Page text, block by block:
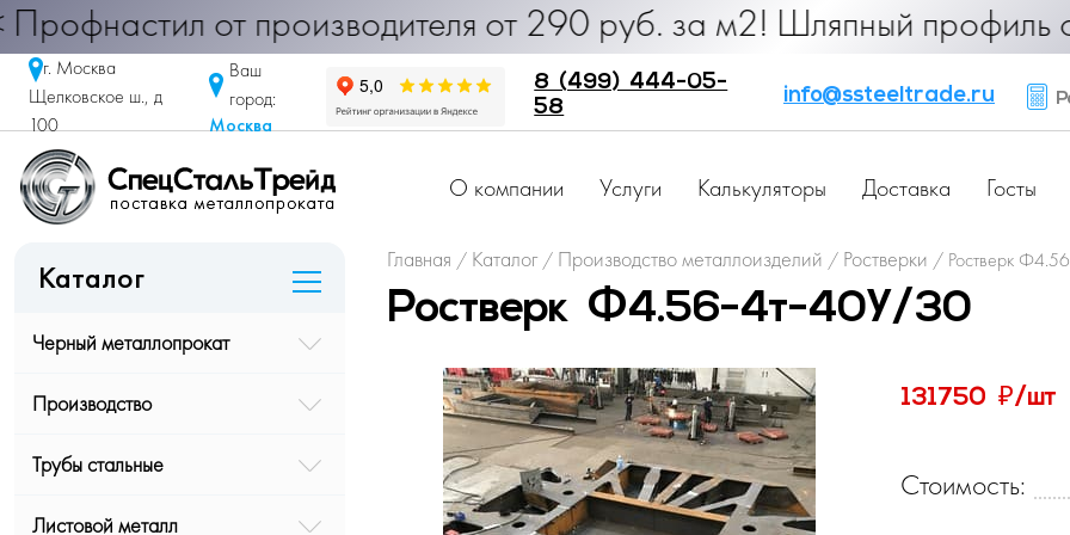
от производителя от 290 руб. за м2! Шляпный профиль от 25
г. Москва
Щелковское ш., д
100
Ваш
город:
Москва
8 (499) 444-05-
58
info@ssteeltrade.ru
О компании Услуги Калькуляторы Доставка Госты
Каталог
Черный металлопрокат
Производство
Трубы стальные
Листовой металл
Главная / Каталог / Производство металлоизделий / Ростверки / Ростверк
Ростверк Ф4.56-4т-40У/30
131750 ₽/шт
Стоимость: